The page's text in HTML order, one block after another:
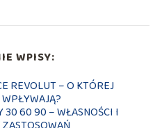
WPISY:
REVOLUT – O KTÓREJ
30 60 90 – WŁASNOŚCI I